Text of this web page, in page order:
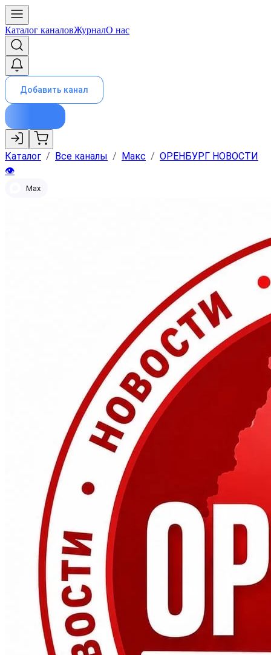
Каталог каналовЖурналО нас
Добавить канал
Каталог / Все каналы / Макс / ОРЕНБУРГ НОВОСТИ
👁️
Max